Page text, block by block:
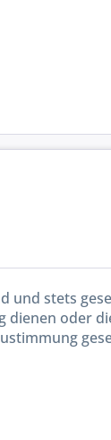
und stets
dienen oder